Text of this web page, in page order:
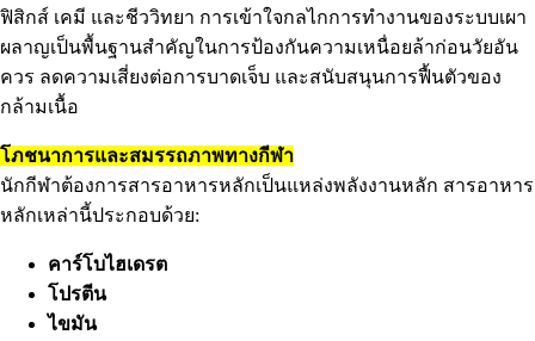
ฟิสิกส์ เคมี และชีววิทยา การเข้าใจกลไกการทำงานของระบบเผา
ผลาญเป็นพื้นฐานสำคัญในการป้องกันความเหนื่อยล้าก่อนวัยอัน
ควร ลดความเสี่ยงต่อการบาดเจ็บ และสนับสนุนการฟื้นตัวของ
กล้ามเนื้อ
โภชนาการและสมรรถภาพทางกีฬา
นักกีฬาต้องการสารอาหารหลักเป็นแหล่งพลังงานหลัก สารอาหาร
หลักเหล่านี้ประกอบด้วย:
คาร์โบไฮเดรต
โปรตีน
ไขมัน